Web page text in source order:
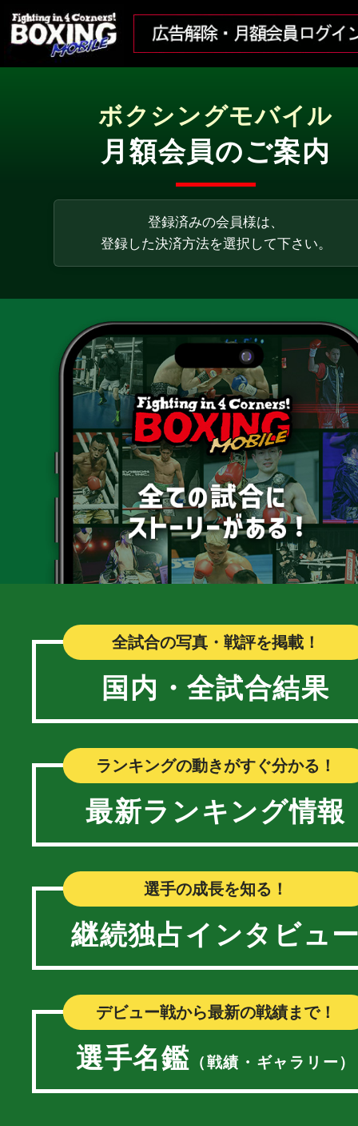
ボクシングモバイル
月額会員のご案内
登録済みの会員様は、
登録した決済方法を選択して下さい。
全試合の写真・戦評を掲載！
国内・全試合結果
ランキングの動きがすぐ分かる！
最新ランキング情報
選手の成長を知る！
継続独占インタビュ
デビュー戦から最新の戦績まで！
選手名鑑 （戦績・ギャラリー）